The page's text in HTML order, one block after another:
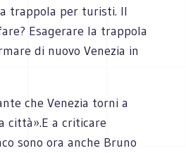
trappola per turisti. Il
Esagerare la trappola
di nuovo Venezia in
che Venezia torni a
città».E a criticare
sono ora anche Bruno